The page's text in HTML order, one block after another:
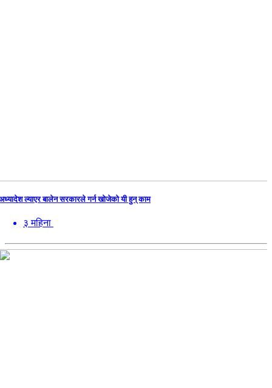
ल्याएर बालेन सरकारले गर्न खोजेको यी हुन् काम
३ महिना